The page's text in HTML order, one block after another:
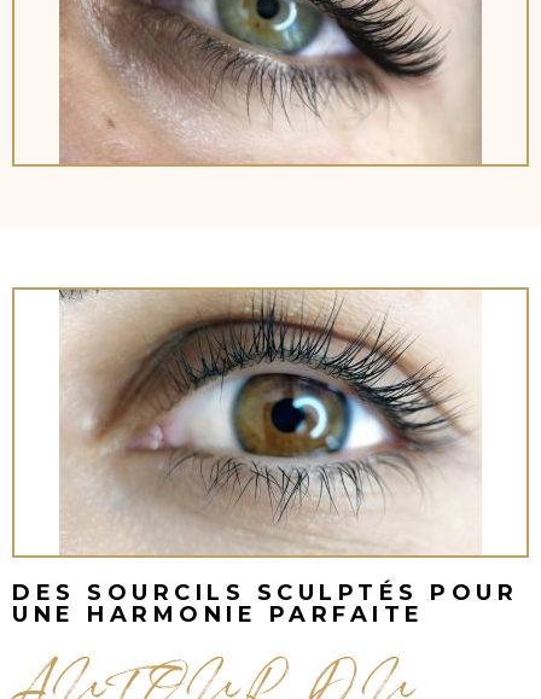
DES SOURCILS SCULPTÉS POUR
UNE HARMONIE PARFAITE